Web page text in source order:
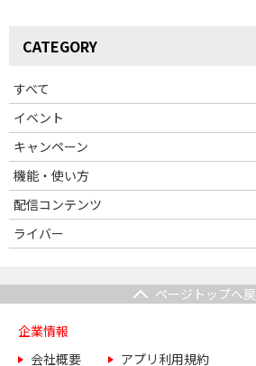
CATEGORY
すべて
イベント
キャンペーン
機能・使い方
配信コンテンツ
ライバー
ページトップへ
企業情報
会社概要
アプリ利用規約